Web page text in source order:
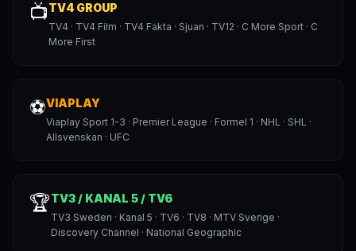
📺TV4 GROUP
TV4 · TV4 Film · TV4 Fakta · Sjuan · TV12 · C More Sport · C
More First
⚽VIAPLAY
Viaplay Sport 1-3 · Premier League · Formel 1 · NHL · SHL ·
Allsvenskan · UFC
🏆TV3 / KANAL 5 / TV6
TV3 Sweden · Kanal 5 · TV6 · TV8 · MTV Sverige ·
Discovery Channel · National Geographic